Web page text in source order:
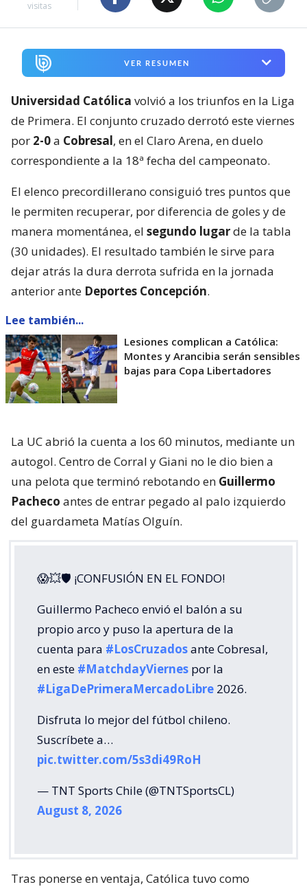
visitas
VER RESUMEN
Universidad Católica volvió a los triunfos en la Liga
de Primera. El conjunto cruzado derrotó este viernes
por 2-0a Cobresal, en el Claro Arena, en duelo
correspondiente a la 18ª fecha del campeonato.
El elenco precordillerano consiguió tres puntos que
le permiten recuperar, por diferencia de goles y de
manera momentánea, el segundo lugarde la tabla
(30 unidades). El resultado también le sirve para
dejar atrás la dura derrota sufrida en la jornada
anterior ante Deportes Concepción.
Lee también...
Lesiones complican a Católica:
Montes y Arancibia serán sensibles
bajas para Copa Libertadores
La UC abrió la cuenta a los 60 minutos, mediante un
autogol. Centro de Corral y Giani no le dio bien a
una pelota que terminó rebotando en Guillermo
Pacheco antes de entrar pegado al palo izquierdo
del guardameta Matías Olguín.
😱💥🛡 ¡CONFUSIÓN EN EL FONDO!
Guillermo Pacheco envió el balón a su
propio arco y puso la apertura de la
cuenta para #LosCruzadosante Cobresal,
en este #MatchdayViernes por la
#LigaDePrimeraMercadoLibre 2026.
Disfruta lo mejor del fútbol chileno.
Suscríbete a…
pic.twitter.com/5s3di49RoH
— TNT Sports Chile (@TNTSportsCL)
August 8, 2026
Tras ponerse en ventaja, Católica tuvo como